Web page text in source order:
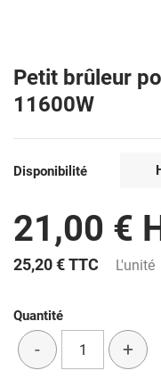
Petit brûleur
11600W
Disponibilité
21,00 €
25,20 €TTC L'unité
Quantité
- +